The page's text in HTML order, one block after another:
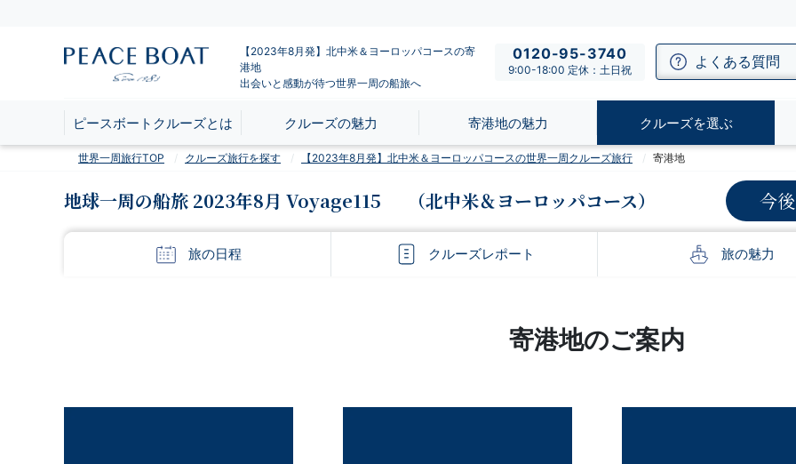
【2023年8月発】北中米＆ヨーロッパコースの寄
港地
出会いと感動が待つ世界一周の船旅へ
0120-95-3740
9:00-18:00 定休：土日祝 よくある質問
ピースボートクルーズとは クルーズの魅力 寄港地の魅力 クルーズを選ぶ
世界一周旅行TOP クルーズ旅行を探す 【2023年8月発】北中米＆ヨーロッパコースの世界一周クルーズ旅行 寄港地
今
地球一周の船旅 2023年8月 Voyage115 （北中米＆ヨーロッパコース）
旅の日程 クルーズレポート 旅の魅力
寄港地のご案内